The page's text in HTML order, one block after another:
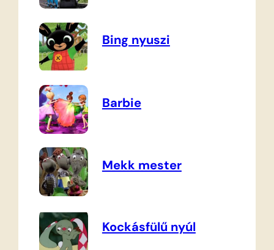
Bing nyuszi
Barbie
Mekk mester
Kockásfülű nyúl